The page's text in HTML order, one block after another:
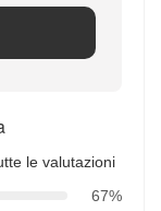
le valutazioni
67%